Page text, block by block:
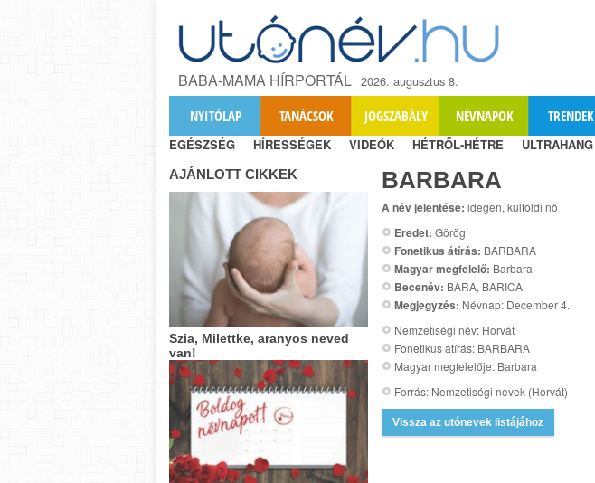
BABA-MAMA HÍRPORTÁL 2026. augusztus 8.
NYITÓLAP TANÁCSOK JOGSZABÁLY NÉVNAPOK TRENDEK
EGÉSZSÉG HÍRESSÉGEK VIDEÓK HÉTRŐL-HÉTRE ULTRAHANG
BARBARA
A név jelentése: idegen, külföldi nő
Eredet: Görög
Fonetikus átírás: BARBARA
Magyar megfelelő: Barbara
Becenév: BARA, BARICA
Megjegyzés: Névnap: December 4.
Nemzetiségi név: Horvát
Fonetikus átírás: BARBARA
Magyar megfelelője: Barbara
Forrás: Nemzetiségi nevek (Horvát)
Vissza az utónevek listájához
AJÁNLOTT CIKKEK
Szia, Milettke, aranyos neved
van!